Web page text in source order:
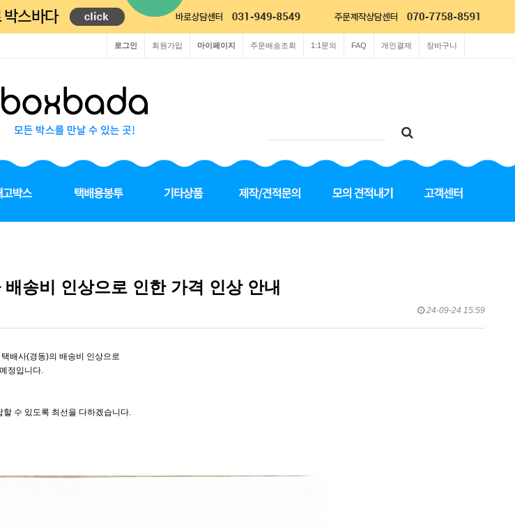
장바구니
개인결제
FAQ
1:1문의
주문배송조회
마이페이지
회원가입
로그인
송비 인상으로 인한 가격 인상 안내
24-09-24 15:59
배사(경동)의 배송비 인상으로
정입니다.
수 있도록 최선을 다하겠습니다.